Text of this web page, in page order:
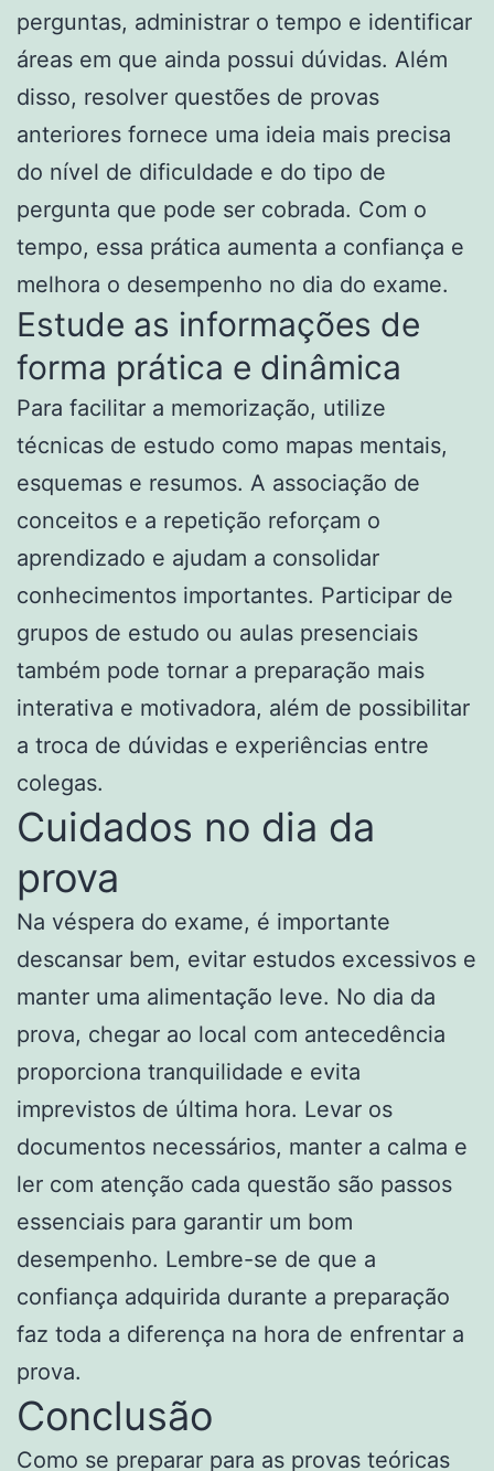
perguntas, administrar o tempo e identificar
áreas em que ainda possui dúvidas. Além
disso, resolver questões de provas
anteriores fornece uma ideia mais precisa
do nível de dificuldade e do tipo de
pergunta que pode ser cobrada. Com o
tempo, essa prática aumenta a confiança e
melhora o desempenho no dia do exame.
Estude as informações de
forma prática e dinâmica
Para facilitar a memorização, utilize
técnicas de estudo como mapas mentais,
esquemas e resumos. A associação de
conceitos e a repetição reforçam o
aprendizado e ajudam a consolidar
conhecimentos importantes. Participar de
grupos de estudo ou aulas presenciais
também pode tornar a preparação mais
interativa e motivadora, além de possibilitar
a troca de dúvidas e experiências entre
colegas.
Cuidados no dia da
prova
Na véspera do exame, é importante
descansar bem, evitar estudos excessivos e
manter uma alimentação leve. No dia da
prova, chegar ao local com antecedência
proporciona tranquilidade e evita
imprevistos de última hora. Levar os
documentos necessários, manter a calma e
ler com atenção cada questão são passos
essenciais para garantir um bom
desempenho. Lembre-se de que a
confiança adquirida durante a preparação
faz toda a diferença na hora de enfrentar a
prova.
Conclusão
Como se preparar para as provas teóricas